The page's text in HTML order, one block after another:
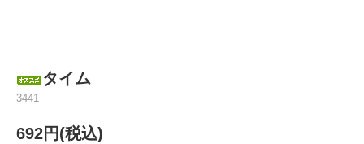
タイム
3441
692円(税込)